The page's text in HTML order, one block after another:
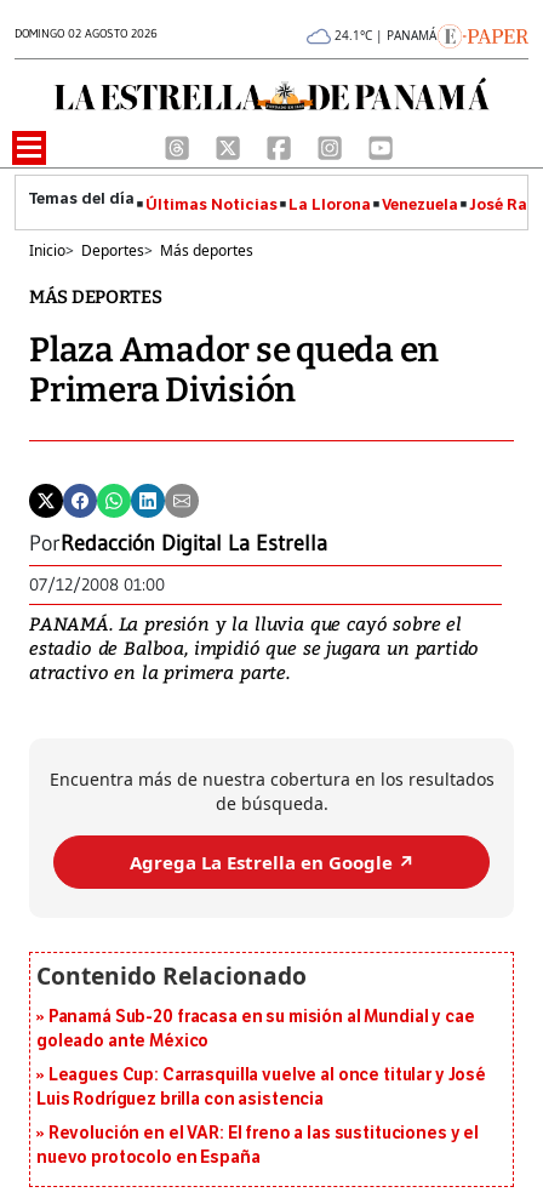
DOMINGO 02 AGOSTO 2026 24.1°C | PANAMÁ
Últimas Noticias La Llorona Venezuela José
Inicio> Deportes> Más deportes
MÁS DEPORTES
Plaza Amador se queda en
Primera División
PorRedacción Digital La Estrella
07/12/2008 01:00
PANAMÁ. La presión y la lluvia que cayó sobre el
estadio de Balboa, impidió que se jugara un partido
atractivo en la primera parte.
Encuentra más de nuestra cobertura en los resultados
de búsqueda.
Agrega La Estrella en Google ↗️
Panamá Sub-20 fracasa en su misión al Mundial y cae
goleado ante México
Leagues Cup: Carrasquilla vuelve al once titular y José
Luis Rodríguez brilla con asistencia
Revolución en el VAR: El freno a las sustituciones y el
nuevo protocolo en España